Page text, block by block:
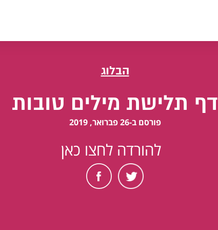
הבלוג
דף תלישת מילים טובות
פורסם ב-26 פברואר, 2019
להורדה לחצו כאן